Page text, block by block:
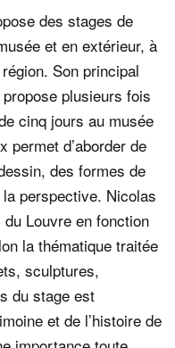
des stages de
et en extérieur, à
Son principal
propose plusieurs fois
cinq jours au musée
permet d’aborder de
des formes de
perspective. Nicolas
Louvre en fonction
la thématique traitée
sculptures,
du stage est
et de l’histoire de